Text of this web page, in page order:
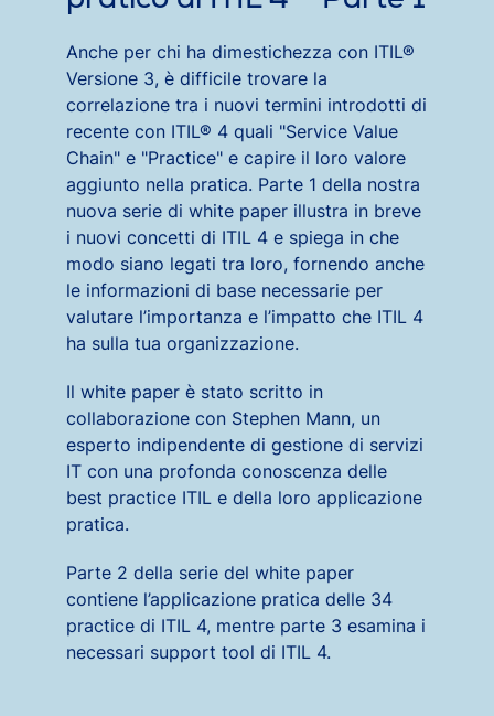
Anche per chi ha dimestichezza con ITIL®
Versione 3, è difficile trovare la
correlazione tra i nuovi termini introdotti di
recente con ITIL® 4 quali "Service Value
Chain" e "Practice" e capire il loro valore
aggiunto nella pratica. Parte 1 della nostra
nuova serie di white paper illustra in breve
i nuovi concetti di ITIL 4 e spiega in che
modo siano legati tra loro, fornendo anche
le informazioni di base necessarie per
valutare l’importanza e l’impatto che ITIL 4
ha sulla tua organizzazione.
Il white paper è stato scritto in
collaborazione con Stephen Mann, un
esperto indipendente di gestione di servizi
IT con una profonda conoscenza delle
best practice ITIL e della loro applicazione
pratica.
Parte 2 della serie del white paper
contiene l’applicazione pratica delle 34
practice di ITIL 4, mentre parte 3 esamina i
necessari support tool di ITIL 4.